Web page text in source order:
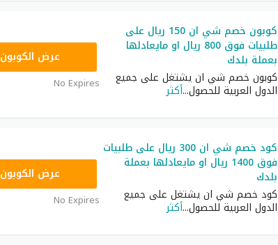
كوبون خصم شي ان 150 ريال على
طلبيات فوق 800 ريال او مايعادلها
بعملة بلدك
كوبون خصم شي ان يشتغل على جميع
الدول العربية للحصول...أكثر
عرض الكوبون
No Expires
كود خصم شي ان 300 ريال على طلبيات
فوق 1400 ريال او مايعادلها بعملة
بلدك
كود خصم شي ان يشتغل على جميع
الدول العربية للحصول...أكثر
عرض الكوبون
No Expires